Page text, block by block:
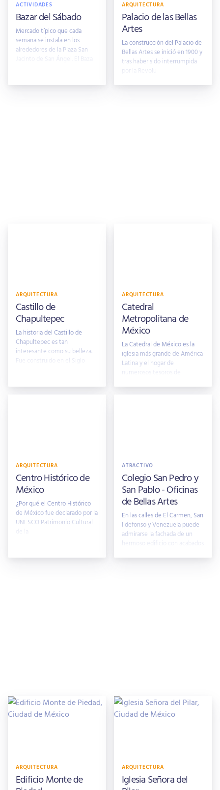
ACTIVIDADES
Bazar del Sábado
Mercado típico que cada
semana se instala en los
alrededores de la Plaza San
Jacinto de San Ángel. El Baza
ARQUITECTURA
Palacio de las Bellas
Artes
La construcción del Palacio de
Bellas Artes se inició en 1900 y
tras haber sido interrumpida
por la Revolu
ARQUITECTURA
Castillo de
Chapultepec
La historia del Castillo de
Chapultepec es tan
interesante como su belleza.
Fue construido en el Siglo
ARQUITECTURA
Catedral
Metropolitana de
México
La Catedral de México es la
iglesia más grande de América
Latina y el hogar de
ARQUITECTURA
Centro Histórico de
México
¿Por qué el Centro Histórico
de México fue declarado por la
UNESCO Patrimonio Cultural
de la
ATRACTIVO
Colegio San Pedro y
San Pablo - Oficinas
de Bellas Artes
En las calles de El Carmen, San
Ildefonso y Venezuela puede
admirarse la fachada de un
hermoso edificio con acabados
ARQUITECTURA
Edificio Monte de
ARQUITECTURA
Iglesia Señora del